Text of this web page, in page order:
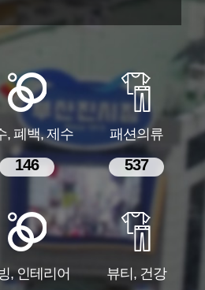
, 폐백, 제수
146
패션의류
537
, 인테리어 뷰티, 건강